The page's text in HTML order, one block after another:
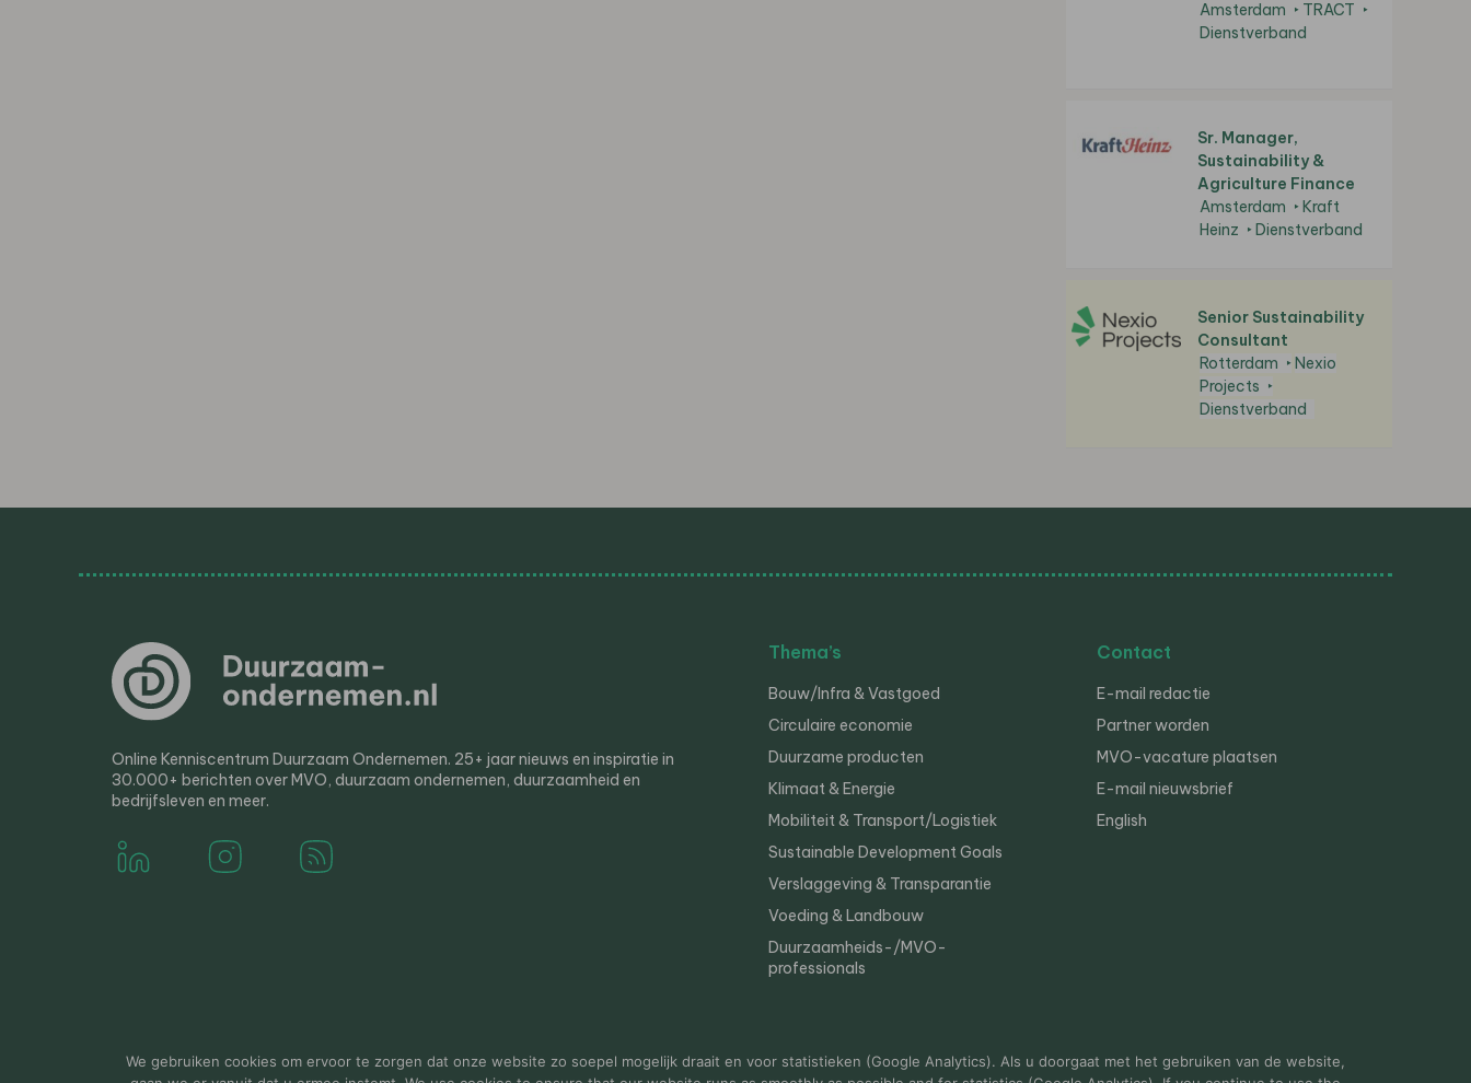
Amsterdam
TRACT
Dienstverband
Sr. Manager,
Sustainability &
Agriculture Finance
Amsterdam
Kraft
Heinz
Dienstverband
Senior Sustainability
Consultant
Rotterdam
Nexio
Projects
Dienstverband
Online Kenniscentrum Duurzaam Ondernemen. 25+ jaar nieuws en inspiratie in
30.000+ berichten over MVO, duurzaam ondernemen, duurzaamheid en
bedrijfsleven en meer.
Thema’s
Bouw/Infra & Vastgoed
Circulaire economie
Duurzame producten
Klimaat & Energie
Mobiliteit & Transport/Logistiek
Sustainable Development Goals
Verslaggeving & Transparantie
Voeding & Landbouw
Duurzaamheids-/MVO-
professionals
Contact
E-mail redactie
Partner worden
MVO-vacature plaatsen
E-mail nieuwsbrief
English
© 2000-2026 Van der Molen EIS Colofon Disclaimer Privacy
We gebruiken cookies om ervoor te zorgen dat onze website zo soepel mogelijk draait en voor statistieken (Google Analytics). Als u doorgaat met het gebruiken van de website,